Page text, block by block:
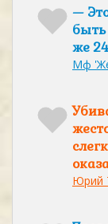
—
же
Мф
Юрий